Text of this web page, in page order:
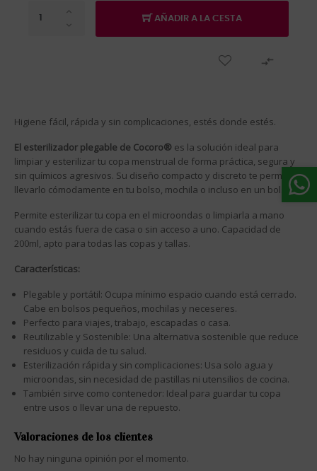
AÑADIR A LA CESTA

Higiene fácil, rápida y sin complicaciones, estés donde estés.
El esterilizador plegable de Cocoro® es la solución ideal para
limpiar y esterilizar tu copa menstrual de forma práctica, segura y
sin químicos agresivos. Su diseño compacto y discreto te permite
llevarlo cómodamente en tu bolso, mochila o incluso en un bolsillo.
Permite esterilizar tu copa en el microondas o limpiarla a mano
cuando estás fuera de casa o sin acceso a uno. Capacidad de
200ml, apto para todas las copas y tallas.
Características:
Plegable y portátil: Ocupa mínimo espacio cuando está cerrado.
Cabe en bolsos pequeños, mochilas y neceseres.
Perfecto para viajes, trabajo, escapadas o casa.
Reutilizable y Sostenible: Una alternativa sostenible que reduce
residuos y cuida de tu salud.
Esterilización rápida y sin complicaciones: Usa solo agua y
microondas, sin necesidad de pastillas ni utensilios de cocina.
También sirve como contenedor: Ideal para guardar tu copa
entre usos o llevar una de repuesto.
Valoraciones de los clientes
No hay ninguna opinión por el momento.